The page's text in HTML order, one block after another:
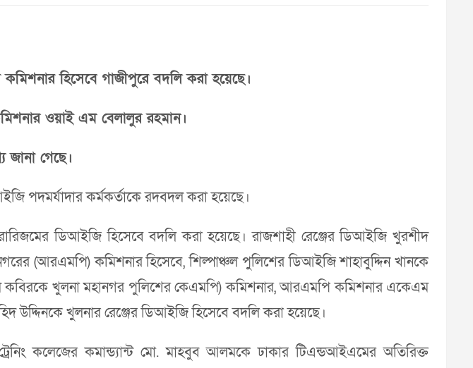
হিসেবে গাজীপুরে বদলি করা হয়েছে।
ওয়াই এম বেলালুর রহমান।
জানা গেছে।
পদমর্যাদার কর্মকর্তাকে রদবদল করা হয়েছে।
ডিআইজি হিসেবে বদলি করা হয়েছে। রাজশাহী রেঞ্জের ডিআইজি খুরশীদ
(আরএমপি) কমিশনার হিসেবে, শিল্পাঞ্চল পুলিশের ডিআইজি শাহাবুদ্দিন খানকে
কবিরকে খুলনা মহানগর পুলিশের কেএমপি) কমিশনার, আরএমপি কমিশনার একেএম
খুলনার রেঞ্জের ডিআইজি হিসেবে বদলি করা হয়েছে।
কলেজের কমান্ড্যান্ট মো. মাহবুব আলমকে ঢাকার টিএন্ডআইএমের অতিরিক্ত